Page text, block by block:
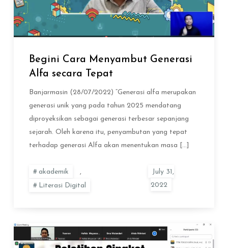
Begini Cara Menyambut Generasi
Alfa secara Tepat
Banjarmasin (28/07/2022) “Generasi alfa merupakan
generasi unik yang pada tahun 2025 mendatang
diproyeksikan sebagai generasi terbesar sepanjang
sejarah. Oleh karena itu, penyambutan yang tepat
terhadap generasi Alfa akan menentukan masa […]
akademik
,
Literasi Digital